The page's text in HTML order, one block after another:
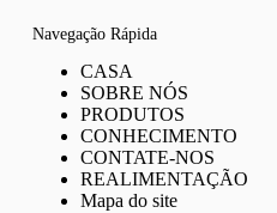
Navegação Rápida
CASA
SOBRE NÓS
PRODUTOS
CONHECIMENTO
CONTATE-NOS
REALIMENTAÇÃO
Mapa do site